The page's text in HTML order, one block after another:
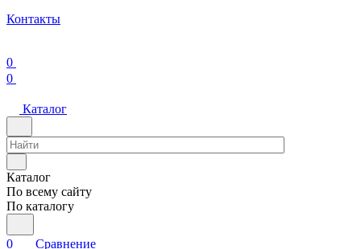
Контакты
0
0
Каталог
Каталог
По всему сайту
По каталогу
0
Сравнение